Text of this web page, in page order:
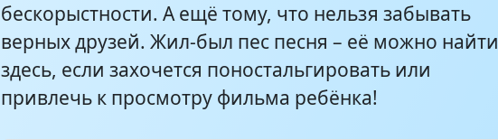
бескорыстности. А ещё тому, что нельзя забывать
верных друзей. Жил-был пес песня – её можно найти
здесь, если захочется поностальгировать или
привлечь к просмотру фильма ребёнка!